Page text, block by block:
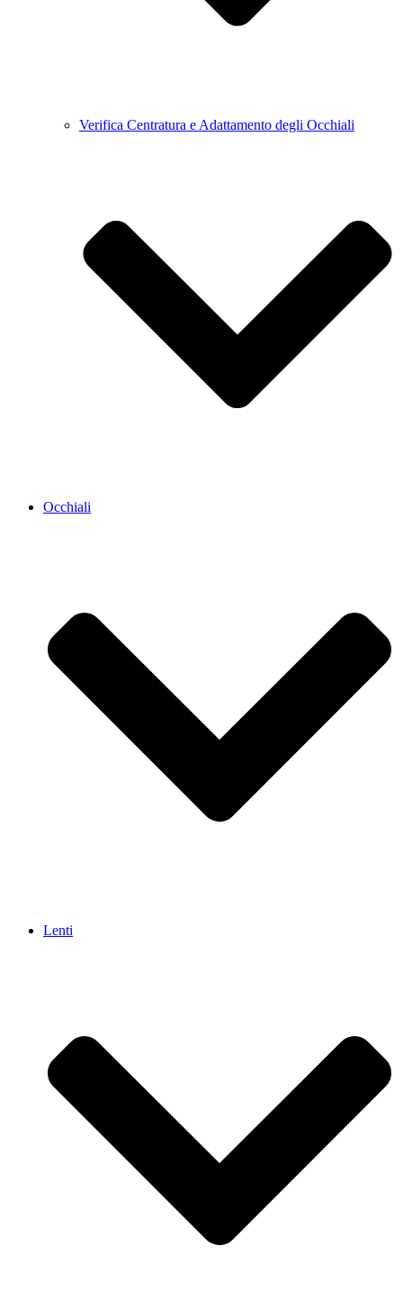
Verifica Centratura e Adattamento degli Occhiali
Occhiali
Lenti